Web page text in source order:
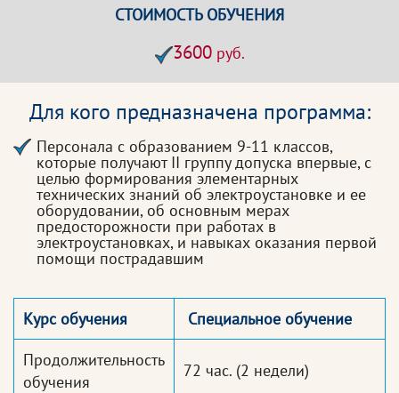
СТОИМОСТЬ ОБУЧЕНИЯ
3600руб.
Для кого предназначена программа:
Персонала с образованием 9-11 классов,
которые получают II группу допуска впервые, с
целью формирования элементарных
технических знаний об электроустановке и ее
оборудовании, об основным мерах
предосторожности при работах в
электроустановках, и навыках оказания первой
помощи пострадавшим
Курс обучения
Специальное обучение
Продолжительность
обучения
72 час. (2 недели)